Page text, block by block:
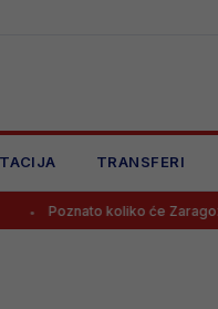
TRANSFERI
koliko će Zaragoza zaraditi